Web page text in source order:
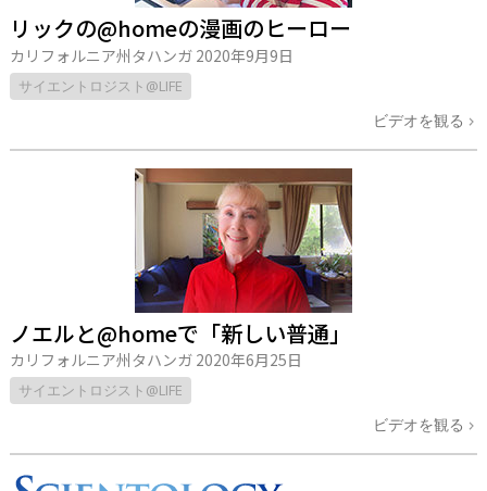
リックの@homeの漫画のヒーロー
カリフォルニア州タハンガ 2020年9月9日
サイエントロジスト@LIFE
ビデオを観る
ノエルと@homeで「新しい普通」
カリフォルニア州タハンガ 2020年6月25日
サイエントロジスト@LIFE
ビデオを観る